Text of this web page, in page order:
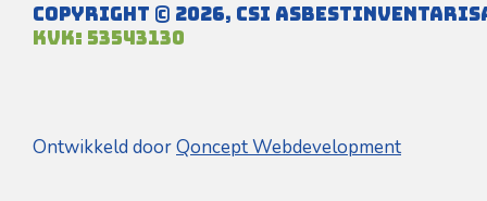
Copyright © 2026, CSI
KVK: 53543130
Ontwikkeld doorQoncept Webdevelopment